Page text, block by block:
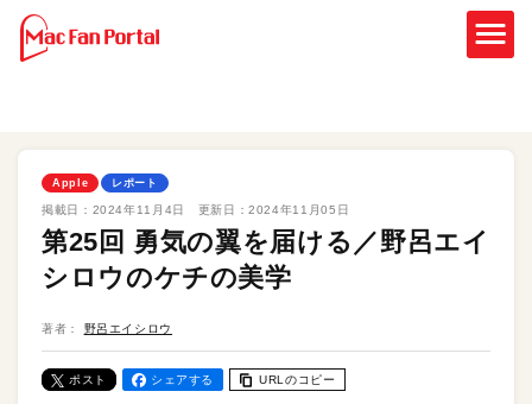
Apple レポート
掲載日： 2024年11月4日 更新日：2024年11月05日
第25回 勇気の翼を届ける／野呂エイ
シロウのケチの美学
著者： 野呂エイシロウ
ポスト シェアする URLのコピー